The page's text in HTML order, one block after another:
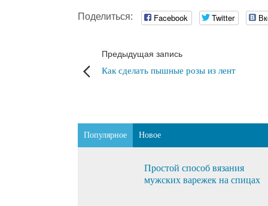
Поделиться: Facebook Twitter
Предыдущая запись
Как сделать пышные розы из лент
Популярное Новое
Простой способ вязания
мужских варежек на спицах